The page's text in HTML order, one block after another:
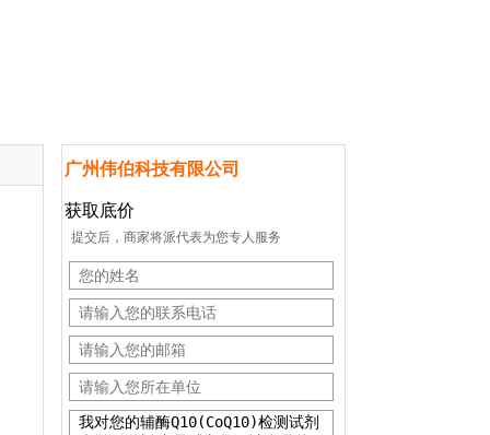
广州伟伯科技有限公司
获取底价
提交后，商家将派代表为您专人服务